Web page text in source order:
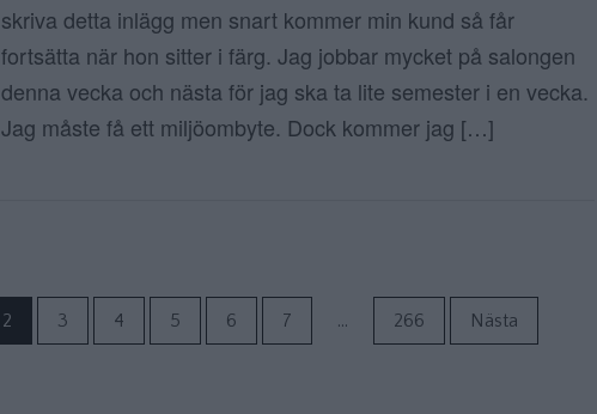
skriva detta inlägg men snart kommer min kund så får
fortsätta när hon sitter i färg. Jag jobbar mycket på salongen
denna vecka och nästa för jag ska ta lite semester i en vecka.
Jag måste få ett miljöombyte. Dock kommer jag […]
2 3 4 5 6 7 … 266 Nästa